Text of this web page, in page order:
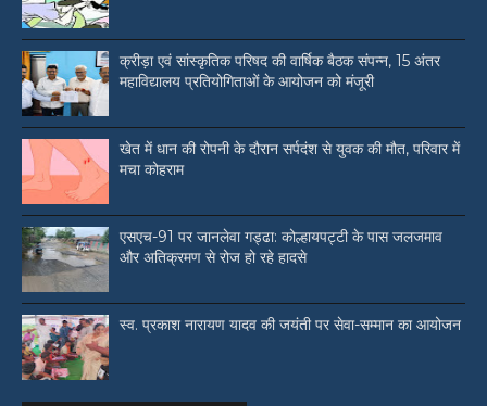
क्रीड़ा एवं सांस्कृतिक परिषद की वार्षिक बैठक संपन्न, 15 अंतर
महाविद्यालय प्रतियोगिताओं के आयोजन को मंजूरी
खेत में धान की रोपनी के दौरान सर्पदंश से युवक की मौत, परिवार में
मचा कोहराम
एसएच-91 पर जानलेवा गड्ढा: कोल्हायपट्टी के पास जलजमाव
और अतिक्रमण से रोज हो रहे हादसे
स्व. प्रकाश नारायण यादव की जयंती पर सेवा-सम्मान का आयोजन